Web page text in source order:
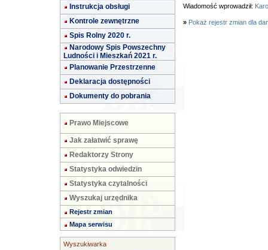
Instrukcja obsługi
Kontrole zewnętrzne
Spis Rolny 2020 r.
Narodowy Spis Powszechny
Ludności i Mieszkań 2021 r.
Planowanie Przestrzenne
Deklaracja dostępności
Dokumenty do pobrania
Prawo Miejscowe
Jak załatwić sprawę
Redaktorzy Strony
Statystyka odwiedzin
Statystyka czytalności
Wyszukaj urzędnika
Rejestr zmian
Mapa serwisu
Wyszukiwarka
Wiadomość wprowadził:
» Pokaż rejestr zmian dla